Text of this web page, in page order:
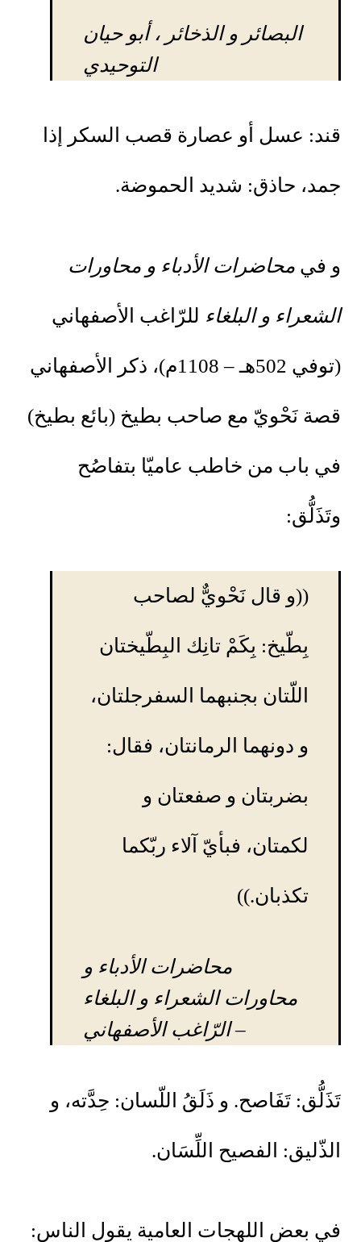
البصائر و الذخائر ، أبو حيان
التوحيدي
قند: عسل أو عصارة قصب السكر إذا
جمد، حاذق: شديد الحموضة.
و في محاضرات الأدباء و محاورات
الشعراء و البلغاء للرّاغب الأصفهاني
(توفي 502هـ – 1108م)، ذكر الأصفهاني
قصة نَحْويّ مع صاحب بطيخ (بائع بطيخ)
في باب من خاطب عاميّا بتفاصُح
وتَذَلُّق:
((و قال نَحْويٌّ لصاحب
بِطّيخ: بِكَمْ تانِك البِطّيختان
اللّتان بجنبهما السفرجلتان،
و دونهما الرمانتان، فقال:
بضربتان و صفعتان و
لكمتان، فبأيّ آلاء ربّكما
تكذبان.))
محاضرات الأدباء و
محاورات الشعراء و البلغاء
–الرّاغب الأصفهاني
تَذَلُّق: تَفَاصح. و ذَلَقُ اللّسان: حِدَّته، و
الذّليق: الفصيح اللِّسَان.
في بعض اللهجات العامية يقول الناس: